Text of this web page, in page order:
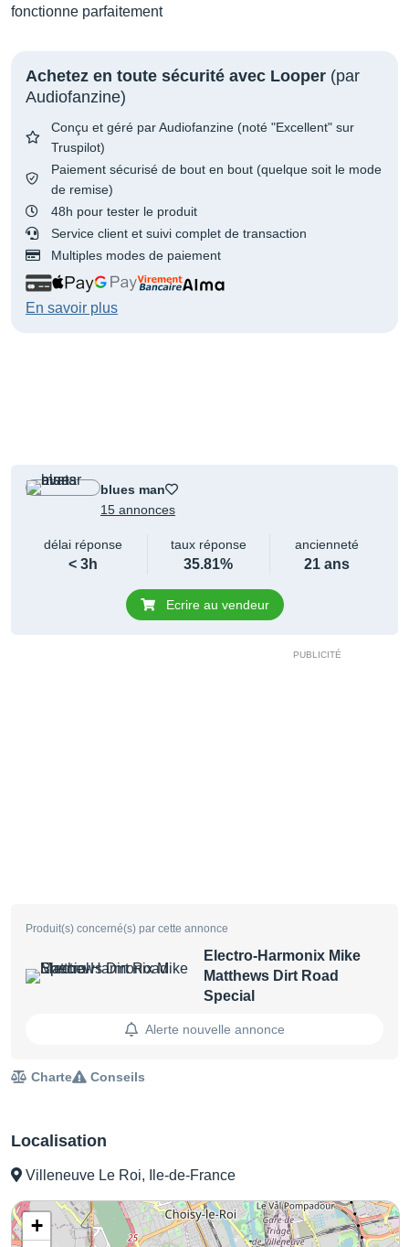
fonctionne parfaitement
Achetez en toute sécurité avec Looper (par
Audiofanzine)
Conçu et géré par Audiofanzine (noté "Excellent" sur
Truspilot)
Paiement sécurisé de bout en bout (quelque soit le mode
de remise)
48h pour tester le produit
Service client et suivi complet de transaction
Multiples modes de paiement
En savoir plus
Localisation
Villeneuve Le Roi, Ile-de-France
+
blues man
15 annonces
délai réponse
< 3h
taux réponse
35.81%
ancienneté
21 ans
Ecrire au vendeur
Produit(s) concerné(s) par cette annonce
Electro-Harmonix Mike
Matthews Dirt Road
Special
Alerte nouvelle annonce
Charte Conseils